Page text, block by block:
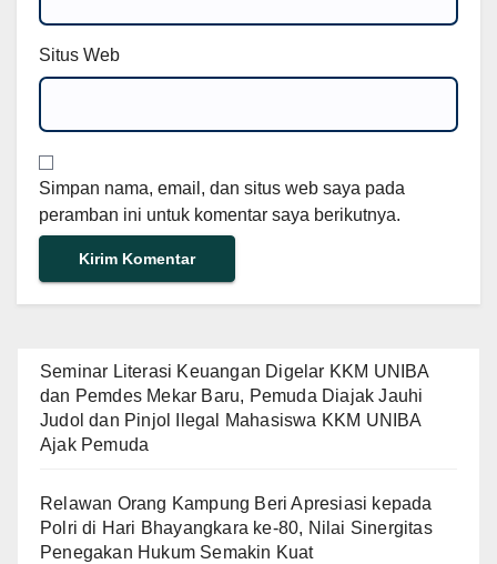
Situs Web
Simpan nama, email, dan situs web saya pada
peramban ini untuk komentar saya berikutnya.
Seminar Literasi Keuangan Digelar KKM UNIBA
dan Pemdes Mekar Baru, Pemuda Diajak Jauhi
Judol dan Pinjol Ilegal Mahasiswa KKM UNIBA
Ajak Pemuda
Relawan Orang Kampung Beri Apresiasi kepada
Polri di Hari Bhayangkara ke-80, Nilai Sinergitas
Penegakan Hukum Semakin Kuat